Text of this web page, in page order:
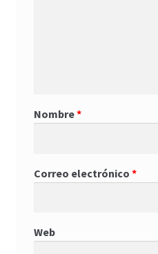
Nombre*
Correo electrónico *
Web